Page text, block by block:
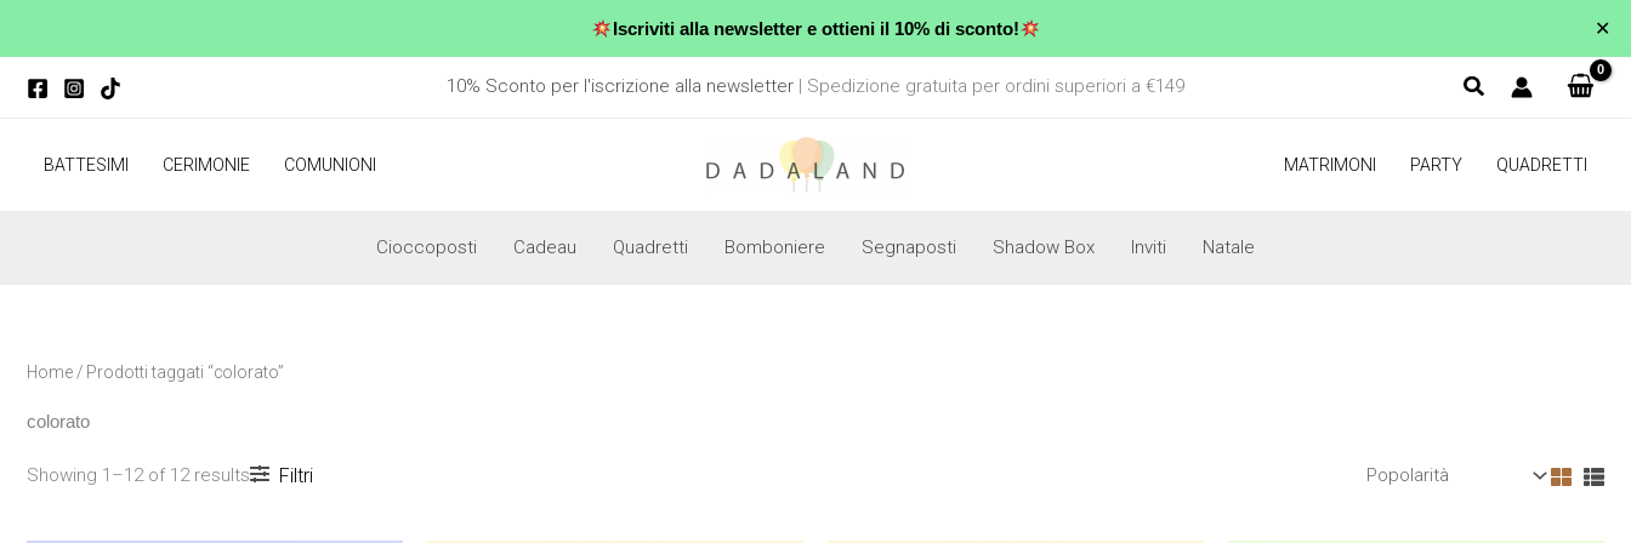
Iscriviti alla newsletter e ottieni il 10% di sconto! ✕
contenuto
10% Sconto per l'iscrizione alla newsletter | Spedizione gratuita per ordini superiori a €149
BATTESIMI CERIMONIE COMUNIONI MATRIMONI PARTY QUADRETTI
Cioccoposti Cadeau Quadretti Bomboniere Segnaposti Shadow Box Inviti Natale
Home / Prodotti taggati “colorato”
colorato
Showing 1–12 of 12 results Filtri